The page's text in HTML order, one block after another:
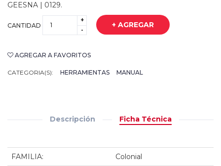
GEESNA | 0129.
CANTIDAD
+
-
+ AGREGAR
AGREGAR A FAVORITOS
CATEGORIA(S): HERRAMIENTAS MANUAL
Descripción Ficha Técnica
FAMILIA: Colonial